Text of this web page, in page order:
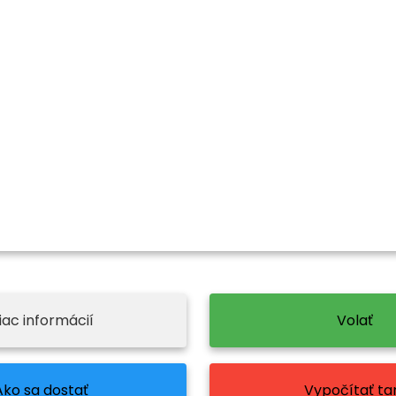
informácií Volať
sa dostať Vypočítať